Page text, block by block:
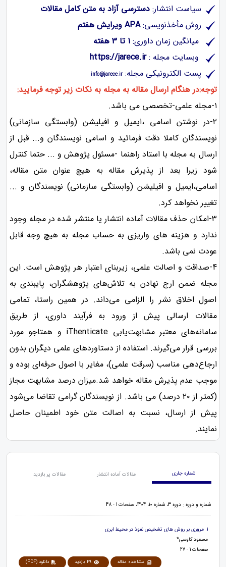
سیاست انتشار:دسترسی آزاد به متن کامل مقالات
روش مأخذنویسی:APA ویرایش هفتم
میانگین زمان داوری:1 تا 3 هفته
وبسایت مجله :https://jarece.ir
پست الکترونیکی مجله: info@jarece.ir
توجه:در هنگام ارسال مقاله به مجله به نکات زیر توجه فرمایید:
۱-مجله علمی-تخصصی می باشد.
۲-در نوشتن اسامی ،ایمیل و افیلیشن (وابستگی سازمانی)
نویسندگان کاملا دقت فرمائید و اسامی نویسندگان و... قبل از
ارسال به مجله با استاد راهنما -مسئول پژوهش و ... حتما کنترل
شود زیرا بعد از پذیرش مقاله به هیچ عنوان متن مقاله،
اسامی،ایمیل و افیلیشن (وابستگی سازمانی) نویسندگان و ...
تغییر نخواهد کرد.
۳-امکان حذف مقالات آماده انتشار یا منتشر شده در مجله وجود
ندارد و هزینه های واریزی به حساب مجله به هیچ وجه قابل
عودت نمی باشد.
4-صداقت و اصالت علمی، زیربنای اعتبار هر پژوهش است. این
مجله ضمن ارج نهادن به تلاش‌های پژوهشگران، پایبندی به
اصول اخلاق نشر را الزامی می‌داند. در همین راستا، تمامی
مقالات ارسالی پیش از ورود به فرآیند داوری، از طریق
سامانه‌های معتبر مشابهت‌یابی iThenticate و همتاجو مورد
بررسی قرار می‌گیرند. استفاده از دستاوردهای علمی دیگران بدون
ارجاع‌دهی مناسب (سرقت علمی)، مغایر با اصول حرفه‌ای بوده و
موجب عدم پذیرش مقاله خواهد شد.میزان درصد مشابهت مجاز
(کمتر از ۲۰ درصد) می باشد. از نویسندگان گرامی تقاضا می‌شود
پیش از ارسال، نسبت به اصالت متن خود اطمینان حاصل
نمایند.
شماره جاری مقالات آماده انتشار مقالات پر بازدید
شماره و دوره : دوره 3، شماره 10، 1404، صفحات 1 - 48
1. مروری بر روش های تشخیص نفوذ در محیط ابری
مسعود کاوسی*
صفحات 1 - 27
مشاهده مقاله 49 بازدید دانلود (PDF)